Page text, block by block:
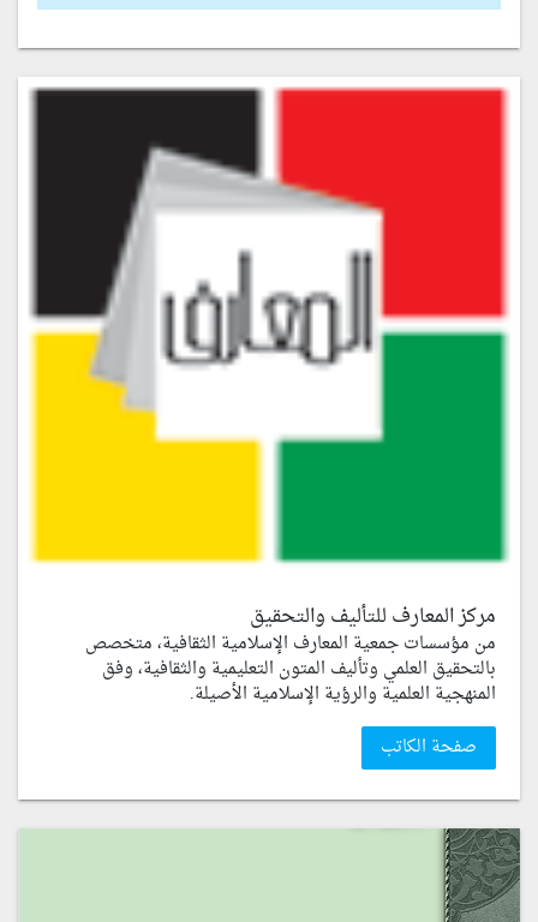
مركز المعارف للتأليف والتحقيق
من مؤسسات جمعية المعارف الإسلامية الثقافية، متخصص
بالتحقيق العلمي وتأليف المتون التعليمية والثقافية، وفق
المنهجية العلمية والرؤية الإسلامية الأصيلة.
صفحة الكاتب